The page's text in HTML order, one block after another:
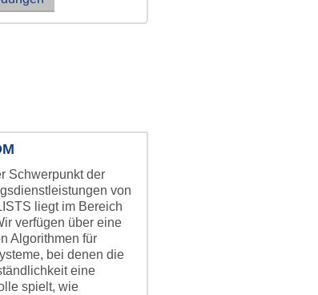
Schwerpunkt der
von
liegt im Bereich
verfügen über eine
Algorithmen für
bei denen die
eine
spielt, wie